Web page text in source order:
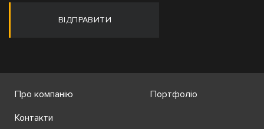
ВІДПРАВИТИ
Про компанію
Портфоліо
Контакти